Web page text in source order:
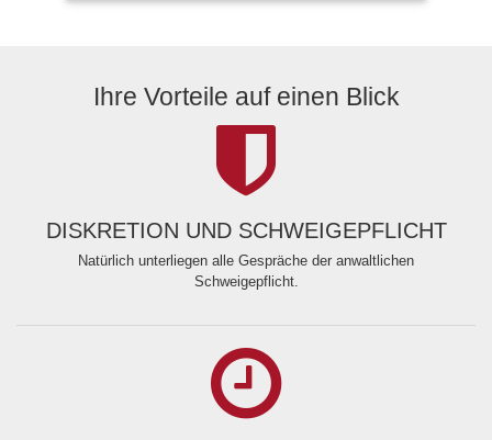
Ihre Vorteile auf einen Blick
DISKRETION UND SCHWEIGEPFLICHT
Natürlich unterliegen alle Gespräche der anwaltlichen
Schweigepflicht.